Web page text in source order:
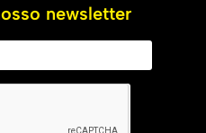
newsletter